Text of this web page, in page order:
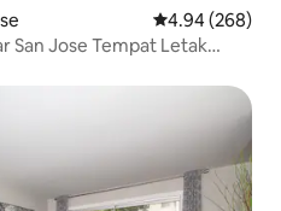
Penarafan
4.94 (268)
San Jose Tempat Letak